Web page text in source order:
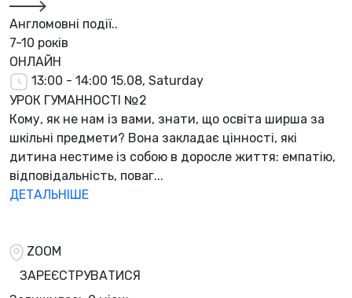
Англомовні події..
7-10 років
ОНЛАЙН
13:00 - 14:00 15.08, Saturday
УРОК ГУМАННОСТІ №2
Кому, як не нам із вами, знати, що освіта ширша за
шкільні предмети? Вона закладає цінності, які
дитина нестиме із собою в доросле життя: емпатію,
відповідальність, поваг...
ДЕТАЛЬНІШЕ
ZOOM
ЗАРЕЄСТРУВАТИСЯ